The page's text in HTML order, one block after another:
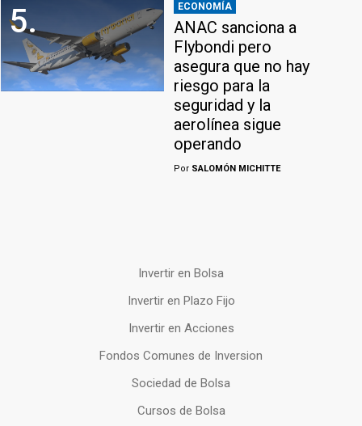
5. ECONOMÍA
ANAC sanciona a
Flybondi pero
asegura que no hay
riesgo para la
seguridad y la
aerolínea sigue
operando
Por SALOMÓN MICHITTE
Invertir en Bolsa
Invertir en Plazo Fijo
Invertir en Acciones
Fondos Comunes de Inversion
Sociedad de Bolsa
Cursos de Bolsa